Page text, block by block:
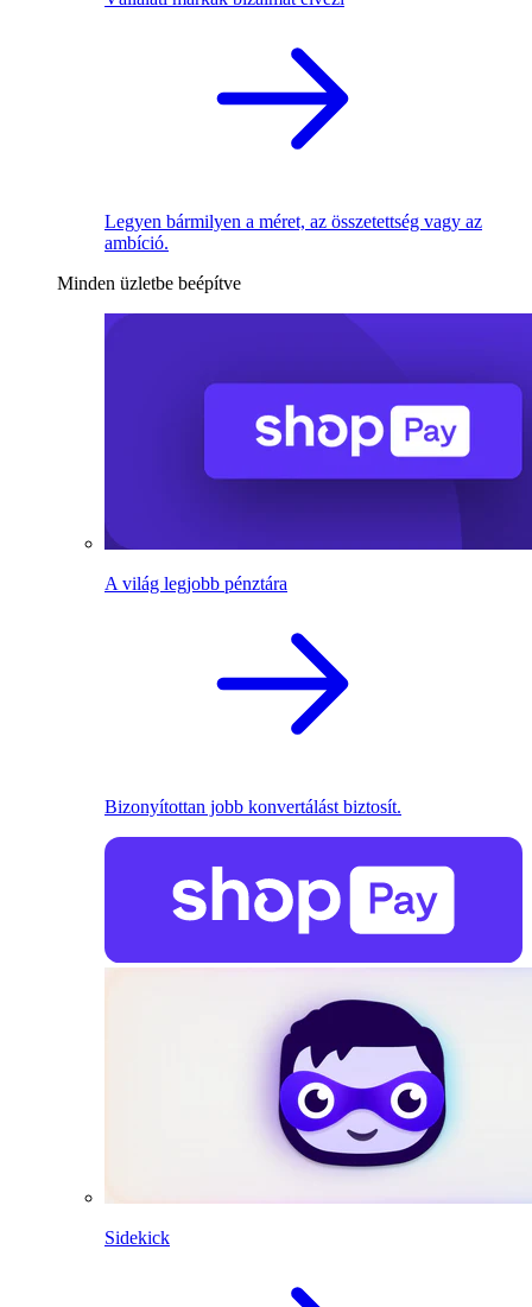
Legyen bármilyen a méret, az összetettség vagy az
ambíció.
Minden üzletbe beépítve
A világ legjobb pénztára
Bizonyítottan jobb konvertálást biztosít.
Sidekick